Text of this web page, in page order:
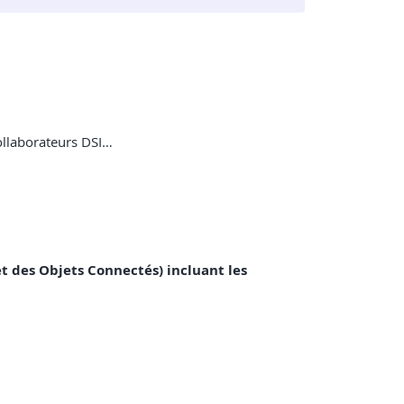
DSI…
des Objets Connectés) incluant les